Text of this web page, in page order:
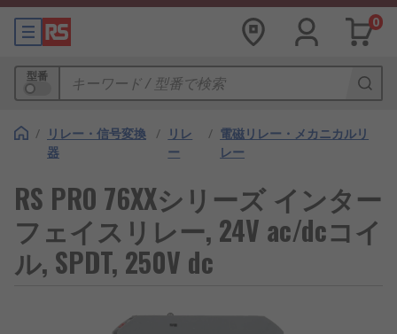
0
型番
/ リレー・信号変換
器
/ リレ
ー
/ 電磁リレー・メカニカルリ
レー
RS PRO 76XXシリーズ インター
フェイスリレー, 24V ac/dcコイ
ル, SPDT, 250V dc